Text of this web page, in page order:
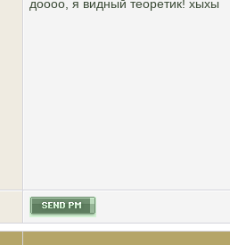
доооо, я видный теоретик! хыхы